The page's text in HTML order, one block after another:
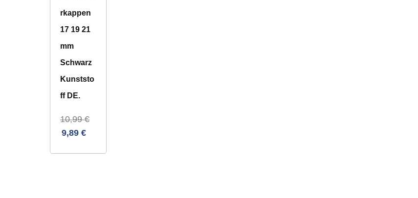
rkappen
17 19 21
mm
Schwarz
Kunststo
ff DE.
10,99€
9,89 €